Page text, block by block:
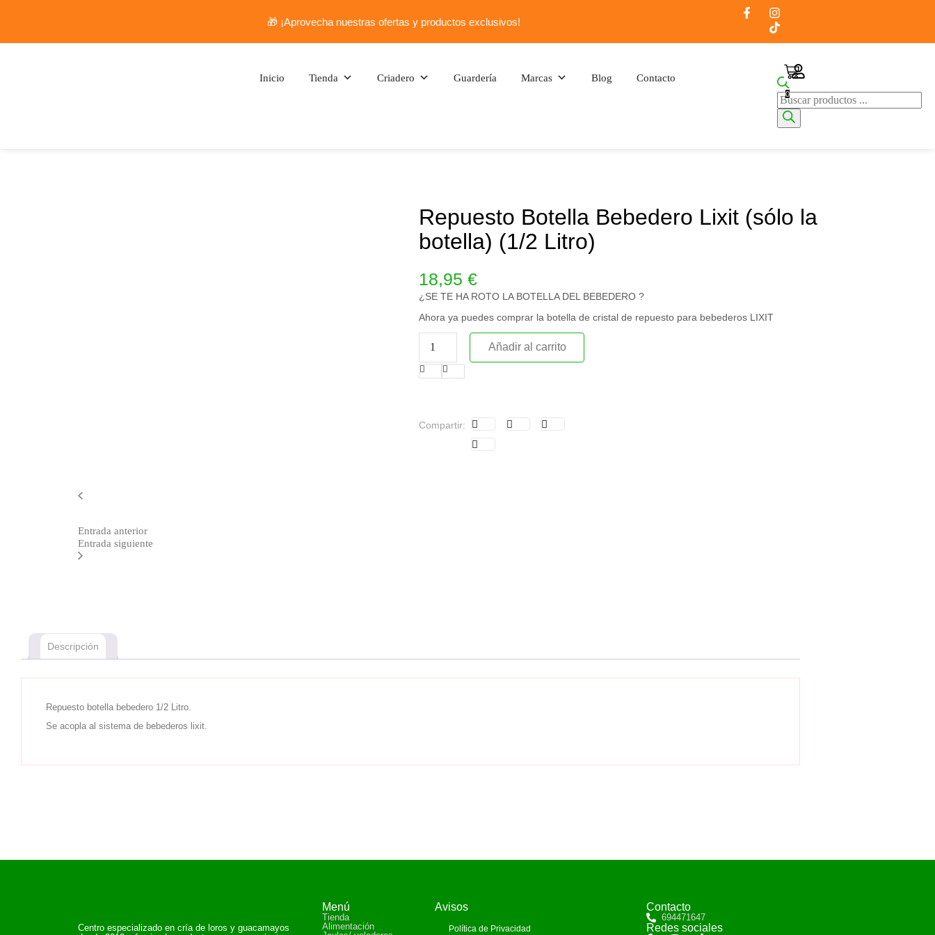
🎁 ¡Aprovecha nuestras ofertas y productos exclusivos!
Inicio Tienda Criadero Guardería Marcas Blog Contacto
0
Repuesto Botella Bebedero Lixit (sólo la
botella) (1/2 Litro)
18,95€
¿SE TE HA ROTO LA BOTELLA DEL BEBEDERO ?
Ahora ya puedes comprar la botella de cristal de repuesto para bebederos LIXIT
Añadir al carrito
Compartir:
Entrada anterior
Entrada siguiente
Descripción
Repuesto botella bebedero 1/2 Litro.
Se acopla al sistema de bebederos lixit.
Centro especializado en cría de loros y guacamayos
Menú
Tienda
Alimentación
Avisos
Política de Privacidad
Contacto
694471647
Redes sociales